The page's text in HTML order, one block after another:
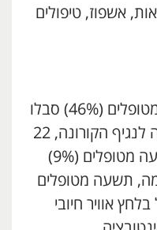
אשפוז, טיפולים
תוצאות המחקר הראו כי 36 מטופלים (46%) סבלו
מדלקת ריאות שהייתה קשורה לנגיף הקורונה, 22
מטופלים (28%) אושפזו, שבעה מטופלים (9%)
תשעה מטופלים
בלחץ אוויר חיובי